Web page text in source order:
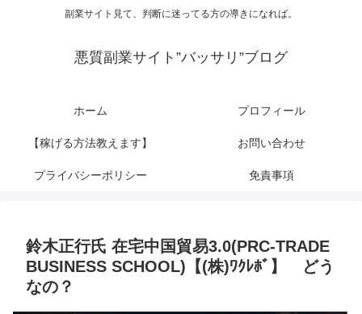
副業サイト見て、判断に迷ってる方の導きになれば。
悪質副業サイト”バッサリ”ブログ
ホーム プロフィール
【稼げる方法教えます】 お問い合わせ
プライバシーポリシー 免責事項
鈴木正行氏 在宅中国貿易3.0(PRC-TRADE
BUSINESS SCHOOL)【(株)ﾜｸﾚﾎﾞ】 どう
なの？